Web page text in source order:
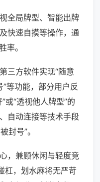
全局牌型、智能出牌
快速自摸等操作，通
率。
三方软件实现“随意
”等功能，部分用户反
或“透视他人牌型”的
自动连接等技术手段
封号”。
，兼顾休闲与轻度竞
杠，划水麻将无严苛